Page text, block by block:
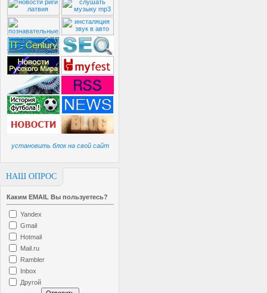
установить блок на свой сайт
НАШ ОПРОС
Каким EMAIL Вы пользуетесь?
Yandex
Gmail
Hotmail
Mail.ru
Rambler
Inbox
Другой